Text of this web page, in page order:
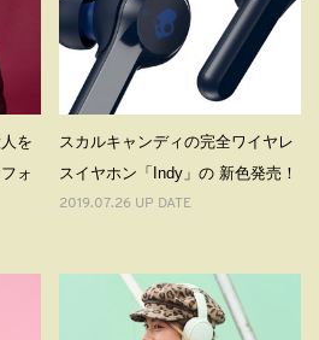
を
ォ
スカルキャンディの完全ワイヤレ
スイヤホン「Indy」の 新色発売！
2019.07.26 UP DATE